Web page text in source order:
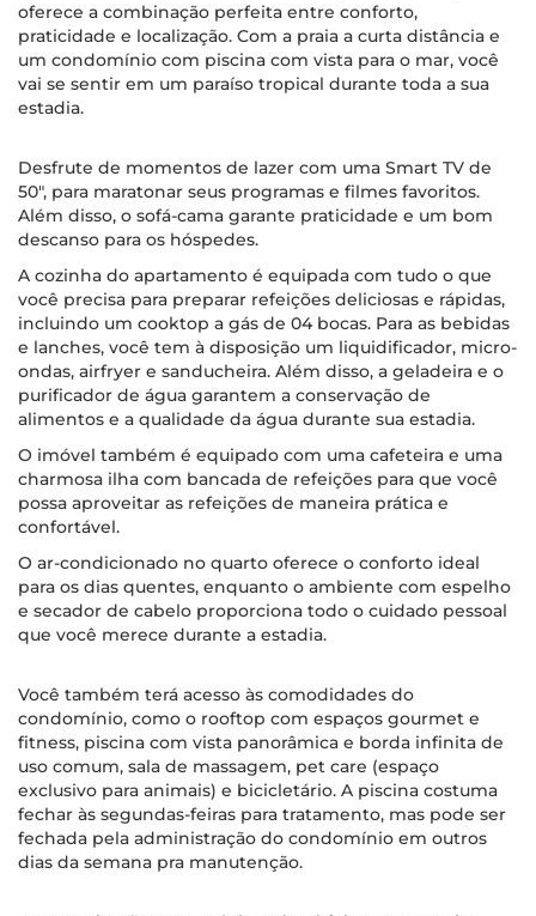
oferece a combinação perfeita entre conforto,
praticidade e localização. Com a praia a curta distância e
um condomínio com piscina com vista para o mar, você
vai se sentir em um paraíso tropical durante toda a sua
estadia.
Desfrute de momentos de lazer com uma Smart TV de
50", para maratonar seus programas e filmes favoritos.
Além disso, o sofá-cama garante praticidade e um bom
descanso para os hóspedes.
A cozinha do apartamento é equipada com tudo o que
você precisa para preparar refeições deliciosas e rápidas,
incluindo um cooktop a gás de 04 bocas. Para as bebidas
e lanches, você tem à disposição um liquidificador, micro-
ondas, airfryer e sanducheira. Além disso, a geladeira e o
purificador de água garantem a conservação de
alimentos e a qualidade da água durante sua estadia.
O imóvel também é equipado com uma cafeteira e uma
charmosa ilha com bancada de refeições para que você
possa aproveitar as refeições de maneira prática e
confortável.
O ar-condicionado no quarto oferece o conforto ideal
para os dias quentes, enquanto o ambiente com espelho
e secador de cabelo proporciona todo o cuidado pessoal
que você merece durante a estadia.
Você também terá acesso às comodidades do
condomínio, como o rooftop com espaços gourmet e
fitness, piscina com vista panorâmica e borda infinita de
uso comum, sala de massagem, pet care (espaço
exclusivo para animais) e bicicletário. A piscina costuma
fechar às segundas-feiras para tratamento, mas pode ser
fechada pela administração do condomínio em outros
dias da semana pra manutenção.